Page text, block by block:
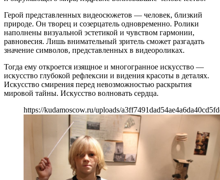
Герой представленных видеосюжетов — человек, близкий
природе. Он творец и созерцатель одновременно. Ролики
наполнены визуальной эстетикой и чувством гармонии,
равновесия. Лишь внимательный зритель сможет разгадать
значение символов, представленных в видеороликах.
Тогда ему откроется изящное и многогранное искусство —
искусство глубокой рефлексии и видения красоты в деталях.
Искусство смирения перед невозможностью раскрытия
мировой тайны. Искусство волновать сердца.
https://kudamoscow.ru/uploads/